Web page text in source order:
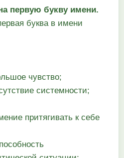
первую букву имени.
буква в имени
чувство;
системности;
притягивать к себе